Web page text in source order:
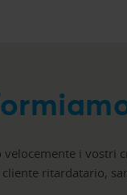
velocemente i vostri
cliente ritardatario,